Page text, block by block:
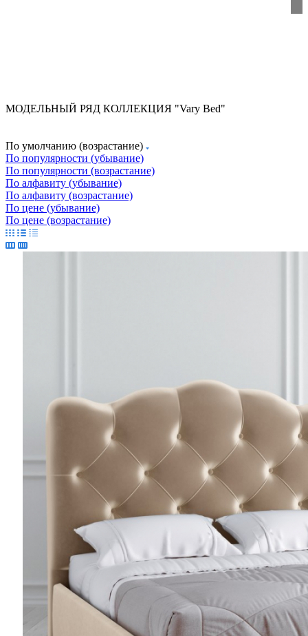
МОДЕЛЬНЫЙ РЯД КОЛЛЕКЦИЯ "Vary Bed"
По умолчанию (возрастание)
По популярности (убывание)
По популярности (возрастание)
По алфавиту (убывание)
По алфавиту (возрастание)
По цене (убывание)
По цене (возрастание)